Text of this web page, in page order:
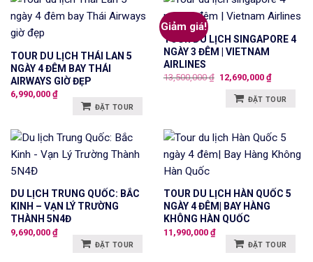
TOUR DU LỊCH THÁI LAN 5
NGÀY 4 ĐÊM BAY THÁI
AIRWAYS GIỜ ĐẸP
6,990,000 ₫
ĐẶT TOUR
Giảm giá!
TOUR DU LỊCH SINGAPORE 4
NGÀY 3 ĐÊM | VIETNAM
AIRLINES
13,500,000₫ Giá
13,500,000 ₫.
12,690,000 ₫Giá
hiện
tại
là:
ĐẶT TOUR
DU LỊCH TRUNG QUỐC: BẮC
KINH – VẠN LÝ TRƯỜNG
THÀNH 5N4Đ
9,690,000 ₫
ĐẶT TOUR
TOUR DU LỊCH HÀN QUỐC 5
NGÀY 4 ĐÊM| BAY HÀNG
KHÔNG HÀN QUỐC
11,990,000 ₫
ĐẶT TOUR